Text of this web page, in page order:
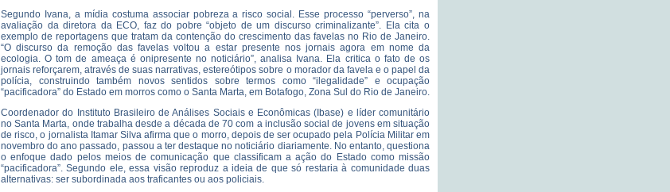
Segundo Ivana, a mídia costuma associar pobreza a risco social. Esse processo “perverso”, na
avaliação da diretora da ECO, faz do pobre “objeto de um discurso criminalizante”. Ela cita o
exemplo de reportagens que tratam da contenção do crescimento das favelas no Rio de Janeiro.
“O discurso da remoção das favelas voltou a estar presente nos jornais agora em nome da
ecologia. O tom de ameaça é onipresente no noticiário”, analisa Ivana. Ela critica o fato de os
jornais reforçarem, através de suas narrativas, estereótipos sobre o morador da favela e o papel da
polícia, construindo também novos sentidos sobre termos como “ilegalidade” e ocupação
“pacificadora” do Estado em morros como o Santa Marta, em Botafogo, Zona Sul do Rio de Janeiro.
Coordenador do Instituto Brasileiro de Análises Sociais e Econômicas (Ibase) e líder comunitário
no Santa Marta, onde trabalha desde a década de 70 com a inclusão social de jovens em situação
de risco, o jornalista Itamar Silva afirma que o morro, depois de ser ocupado pela Polícia Militar em
novembro do ano passado, passou a ter destaque no noticiário diariamente. No entanto, questiona
o enfoque dado pelos meios de comunicação que classificam a ação do Estado como missão
“pacificadora”. Segundo ele, essa visão reproduz a ideia de que só restaria à comunidade duas
alternativas: ser subordinada aos traficantes ou aos policiais.